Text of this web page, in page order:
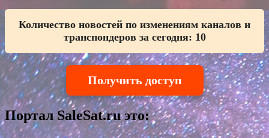
Количество новостей по изменениям каналов и
транспондеров за сегодня: 10
Получить доступ
Портал SaleSat.ru это: